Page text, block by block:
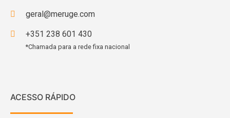
geral@meruge.com
+351 238 601 430
*Chamada para a rede fixa nacional
ACESSO RÁPIDO